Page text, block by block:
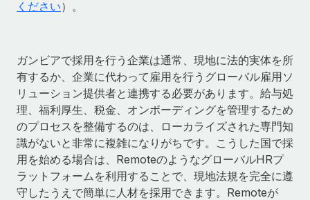
ください）。
ガンビアで採用を行う企業は通常、現地に法的実体を所
有するか、企業に代わって雇用を行うグローバル雇用ソ
リューション提供者と連携する必要があります。給与処
理、福利厚生、税金、オンボーディングを管理するため
のプロセスを整備するのは、ローカライズされた専門知
識がないと非常に複雑になりがちです。こうした国で採
用を始める場合は、RemoteのようなグローバルHRプ
ラットフォームを利用することで、現地法規を完全に遵
守したうえで簡単に人材を採用できます。Remoteが